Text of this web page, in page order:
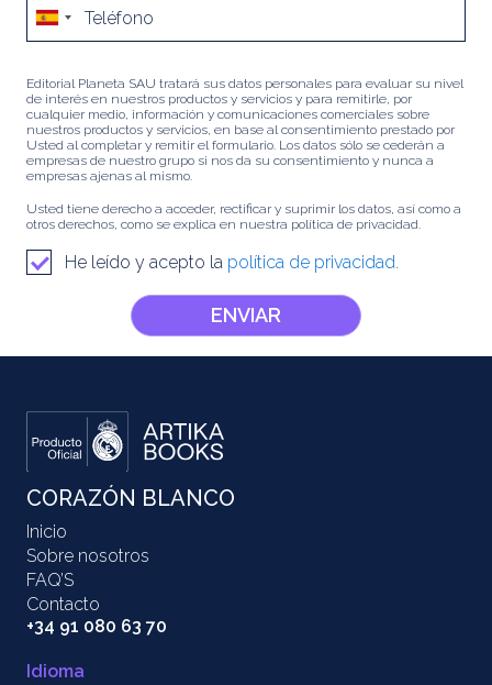
Editorial Planeta SAU tratará sus datos personales para evaluar su nivel
de interés en nuestros productos y servicios y para remitirle, por
cualquier medio, información y comunicaciones comerciales sobre
nuestros productos y servicios, en base al consentimiento prestado por
Usted al completar y remitir el formulario. Los datos sólo se cederán a
empresas de nuestro grupo si nos da su consentimiento y nunca a
empresas ajenas al mismo.
Usted tiene derecho a acceder, rectificar y suprimir los datos, así como a
otros derechos, como se explica en nuestra política de privacidad.
He leído y acepto la política de privacidad.
ENVIAR
CORAZÓN BLANCO
Inicio
Sobre nosotros
FAQ’S
Contacto
+34 91 080 63 70
Idioma